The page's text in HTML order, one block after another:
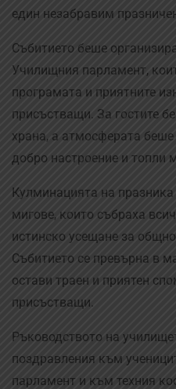
един незабравим
Събитието беше
Училищния парламент,
програмата и приятните
присъстващи. За гостите
храна, а атмосферата
добро настроение и топли
Кулминацията на празника
мигове, които събраха
истинско усещане за
Събитието се превърна в
остави траен и приятен
присъстващи.
Ръководството на
поздравления към
парламент и към техния